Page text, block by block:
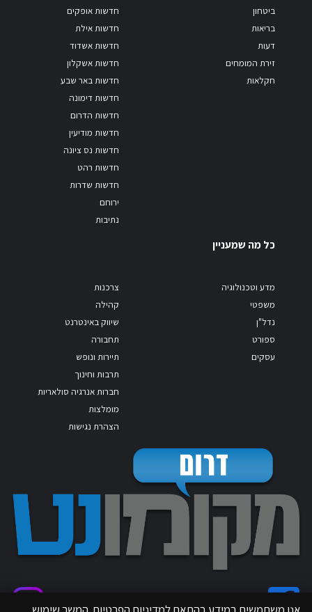
ביטחון
בריאות
דעות
זירת המומחים
חקלאות
חדשות אופקים
חדשות אילת
חדשות אשדוד
חדשות אשקלון
חדשות באר שבע
חדשות דימונה
חדשות הדרום
חדשות מודיעין
חדשות נס ציונה
חדשות רהט
חדשות שדרות
ירוחם
נתיבות
כל מה שמעניין
מדע וטכנולוגיה
משפטי
נדל"ן
ספורט
עסקים
צרכנות
קהילה
שיווק באינטרנט
תחבורה
תיירות ונופש
תרבות וחינוך
חברות אנרגיה סולאריות
מומלצות
הצהרת נגישות